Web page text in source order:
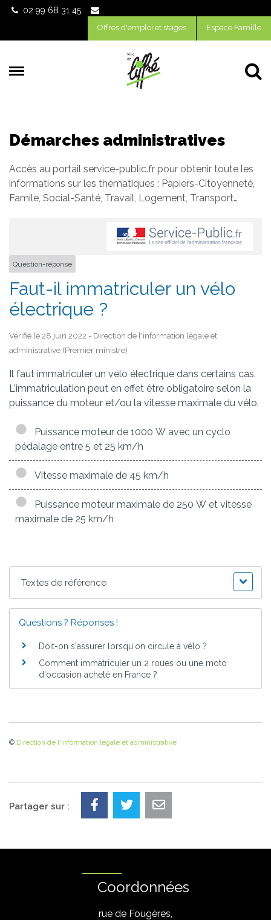
02 99 68 31 45
Offres d'emploi et stages Espace Famille
Démarches administratives
Accès au portail service-public.fr pour obtenir toute les
informations sur les thématiques : Papiers-Citoyenneté,
Famile, Social-Santé, Travail, Logement, Transport…
Question-réponse
Faut-il immatriculer un vélo
électrique ?
Vérifié le 28 juin 2022 - Direction de l'information légale et
administrative (Premier ministre)
Il faut immatriculer un vélo électrique dans certains cas.
L'immatriculation peut en effet être obligatoire selon la
puissance du moteur et/ou la vitesse maximale du vélo.
Puissance moteur de 1000 W avec un cyclo
pédalage entre 5 et 25 km/h
Vitesse maximale de 45 km/h
Puissance moteur maximale de 250 W et vitesse
maximale de 25 km/h
Textes de référence
Questions ? Réponses !
Doit-on s'assurer lorsqu'on circule à vélo ?
Comment immatriculer un 2 roues ou une moto
d'occasion acheté en France ?
© Direction de l'information légale et administrative
Partager sur :
Coordonnées
rue de Fougères,